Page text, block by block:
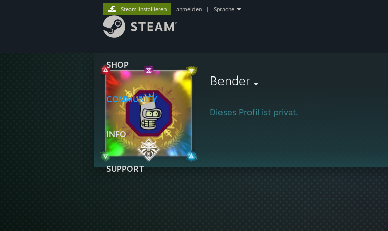
SHOP
COMMUNITY
INFO
SUPPORT
Steam installieren anmelden Sprache
Bender
Dieses Profil ist privat.